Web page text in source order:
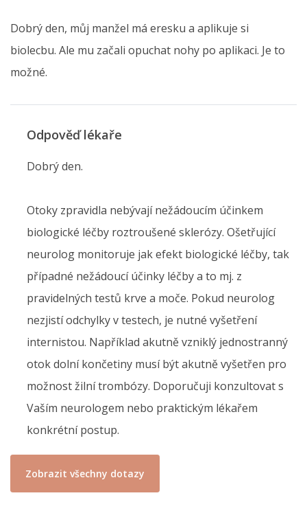
Dobrý den, můj manžel má eresku a aplikuje si
biolecbu. Ale mu začali opuchat nohy po aplikaci. Je to
možné.
Odpověď lékaře
Dobrý den.
Otoky zpravidla nebývají nežádoucím účinkem
biologické léčby roztroušené sklerózy. Ošetřující
neurolog monitoruje jak efekt biologické léčby, tak
případné nežádoucí účinky léčby a to mj. z
pravidelných testů krve a moče. Pokud neurolog
nezjistí odchylky v testech, je nutné vyšetření
internistou. Například akutně vzniklý jednostranný
otok dolní končetiny musí být akutně vyšetřen pro
možnost žilní trombózy. Doporučuji konzultovat s
Vaším neurologem nebo praktickým lékařem
konkrétní postup.
Zobrazit všechny dotazy